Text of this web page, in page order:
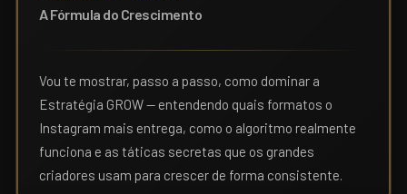
A Fórmula do Crescimento
Vou te mostrar, passo a passo, como dominar a
Estratégia GROW — entendendo quais formatos o
Instagram mais entrega, como o algoritmo realmente
funciona e as táticas secretas que os grandes
criadores usam para crescer de forma consistente.